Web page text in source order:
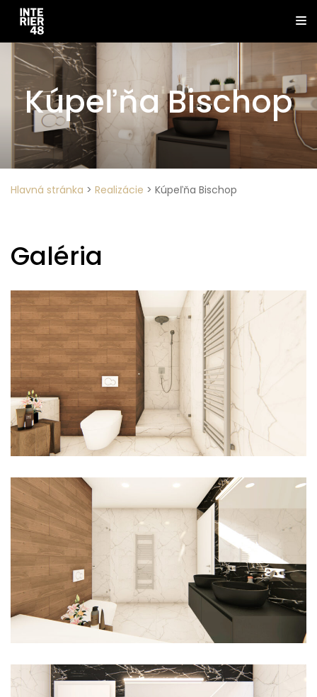
Kúpeľňa Bischop
Hlavná stránka > Realizácie > Kúpeľňa Bischop
Galéria